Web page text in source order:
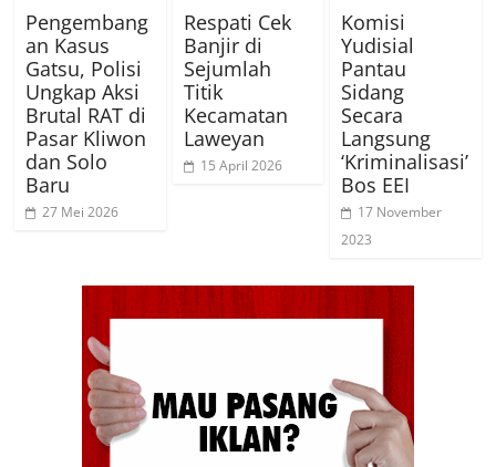
Pengembang
an Kasus
Gatsu, Polisi
Ungkap Aksi
Brutal RAT di
Pasar Kliwon
dan Solo
Baru
27 Mei 2026
Respati Cek
Banjir di
Sejumlah
Titik
Kecamatan
Laweyan
15 April 2026
Komisi
Yudisial
Pantau
Sidang
Secara
Langsung
‘Kriminalisasi’
Bos EEI
17 November
2023